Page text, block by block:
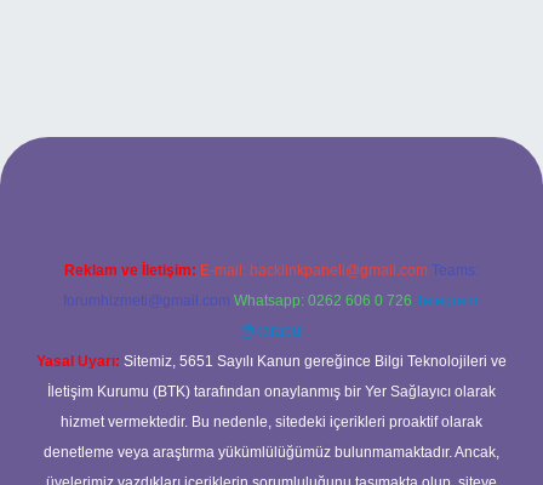
Reklam ve İletişim: E-mail: backlinkpaneli@gmail.com Teams:
forumhizmeti@gmail.com Whatsapp: 0262 606 0 726 Telegram:
@karabul
Yasal Uyarı: Sitemiz, 5651 Sayılı Kanun gereğince Bilgi Teknolojileri ve
İletişim Kurumu (BTK) tarafından onaylanmış bir Yer Sağlayıcı olarak
hizmet vermektedir. Bu nedenle, sitedeki içerikleri proaktif olarak
denetleme veya araştırma yükümlülüğümüz bulunmamaktadır. Ancak,